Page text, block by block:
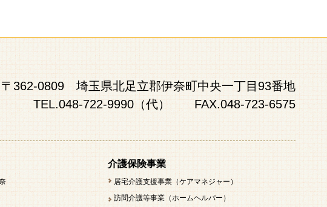
〒362-0809 埼玉県北足立郡伊奈町中央一丁目93番地
TEL.048-722-9990（代） FAX.048-723-6575
介護保険事業
居宅介護支援事業（ケアマネジャー）
訪問介護等事業（ホームヘルパー）